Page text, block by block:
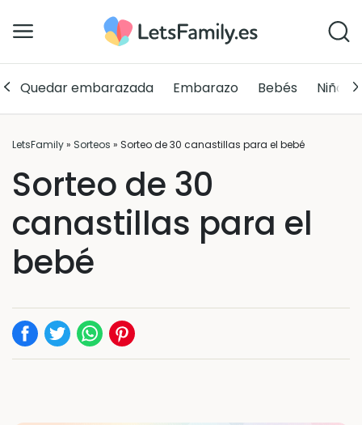
Quedar embarazada Embarazo Bebés Niños
LetsFamily» Sorteos » Sorteo de 30 canastillas para el bebé
Sorteo de 30
canastillas para el
bebé